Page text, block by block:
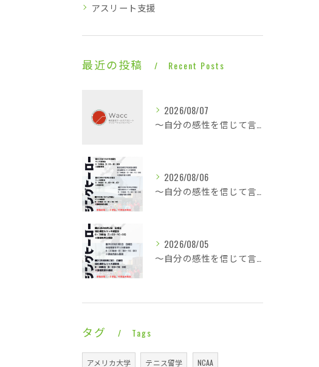
アスリート支援
最近の投稿 Recent Posts
2026/08/07
～自分の感性を信じて言動し毎日1ミリ成長する～休憩も多くこの暑さでも快適な平場・・・
2026/08/06
～自分の感性を信じて言動し毎日1ミリ成長する～酷暑に身体は正直に反応で即就寝・・・
2026/08/05
～自分の感性を信じて言動し毎日1ミリ成長する～一日ゆっくり涼やかなライジングレジェンズ・・・
タグ Tags
アメリカ大学 テニス留学 NCAA